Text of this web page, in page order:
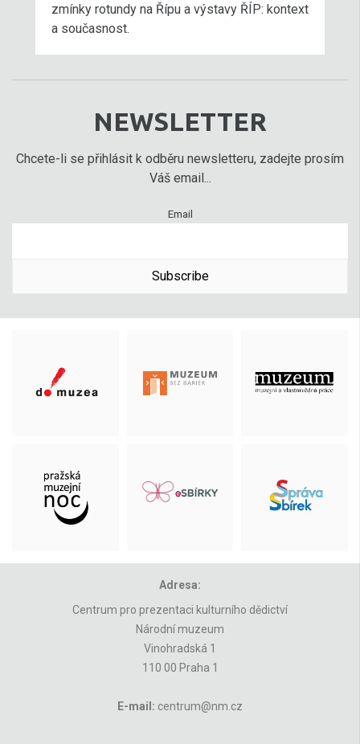
zmínky rotundy na Řípu a výstavy ŘÍP: kontext
a současnost.
NEWSLETTER
Chcete-li se přihlásit k odběru newsletteru, zadejte prosím
Váš email...
Email
Subscribe
Adresa:
Centrum pro prezentaci kulturního dědictví
Národní muzeum
Vinohradská 1
110 00 Praha 1
E-mail: centrum@nm.cz